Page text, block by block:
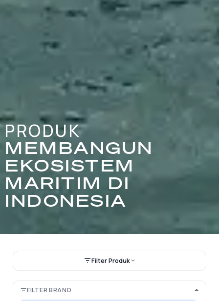
PRODUK
MEMBANGUN
EKOSISTEM
MARITIM DI
INDONESIA
Filter Produk
FILTER BRAND